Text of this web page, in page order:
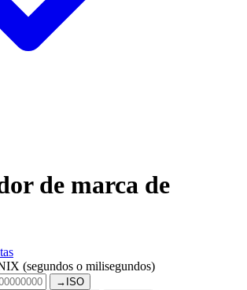
de marca de
(segundos o milisegundos)
→ISO